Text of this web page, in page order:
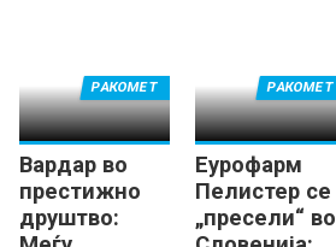
Вардар во
престижно
друштво:
РАКОМЕТ
Еурофарм
Пелистер се
„пресели“ во
РАКОМЕТ